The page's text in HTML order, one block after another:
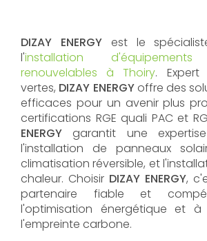
DIZAY ENERGY est le
l'installation
renouvelables à Thoiry. Expert
vertes, DIZAY ENERGYoffre des
efficaces pour un avenir plus
certifications RGE quali PAC et
ENERGY garantit une
l'installation de panneaux
climatisation réversible, et
chaleur. Choisir DIZAY ENERGY,
partenaire fiable et
l'optimisation énergétique et
l'empreinte carbone.